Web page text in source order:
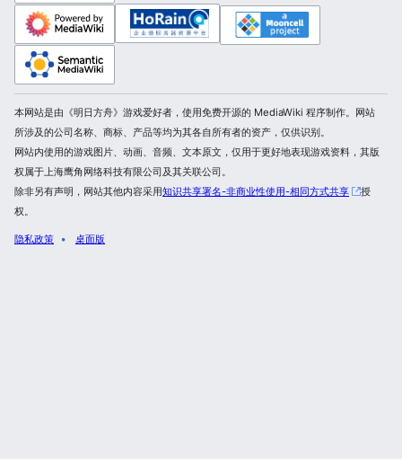
本网站是由《明日方舟》游戏爱好者，使用免费开源的 MediaWiki 程序制作。网站
所涉及的公司名称、商标、产品等均为其各自所有者的资产，仅供识别。
网站内使用的游戏图片、动画、音频、文本原文，仅用于更好地表现游戏资料，其版
权属于上海鹰角网络科技有限公司及其关联公司。
除非另有声明，网站其他内容采用知识共享署名-非商业性使用-相同方式共享
授
权。
隐私政策 桌面版